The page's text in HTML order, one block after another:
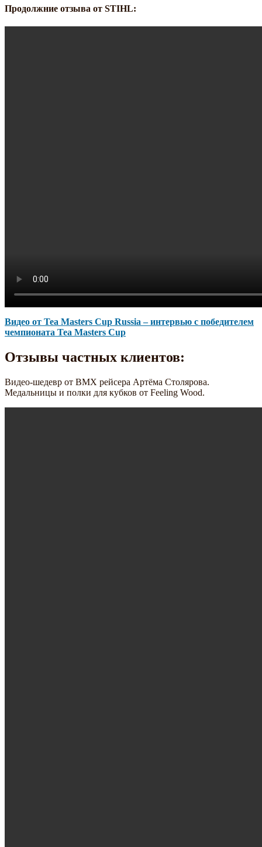
Продолжние отзыва от STIHL:
Видео от Tea Masters Cup Russia – интервью с победителем
чемпионата Tea Masters Cup
Отзывы частных клиентов:
Видео-шедевр от BMX рейсера Артёма Столярова.
Медальницы и полки для кубков от Feeling Wood.